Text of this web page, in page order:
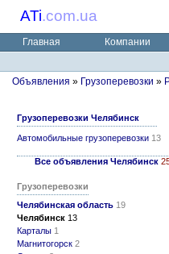
ATi.com.ua
Главная Компании
Объявления » Грузоперевозки »
Грузоперевозки Челябинск
Автомобильные грузоперевозки 13
Все объявления Челябинск
Грузоперевозки
Челябинская область 19
Челябинск 13
Карталы 1
Магнитогорск 2